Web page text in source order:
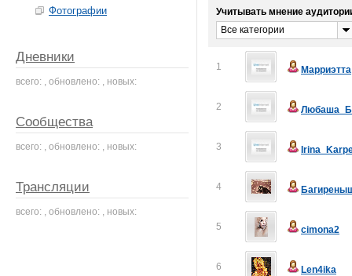
Учитывать мнение
Все категории
1 Марриэтта
2
3
4
5 cimona2
6 Len4ika
Фотографии
Дневники
всего: , обновлено: , новых:
Сообщества
всего: , обновлено: , новых:
Трансляции
всего: , обновлено: , новых: